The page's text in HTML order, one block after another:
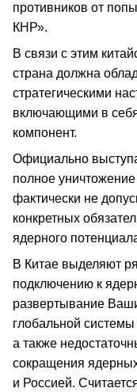
противников от
КНР».
В связи с этим
страна должна
стратегическими
включающими в
компонент.
Официально
полное
фактически не
конкретных
ядерного
В Китае выделяют
подключению к
развертывание
глобальной
а также
сокращения
и Россией.